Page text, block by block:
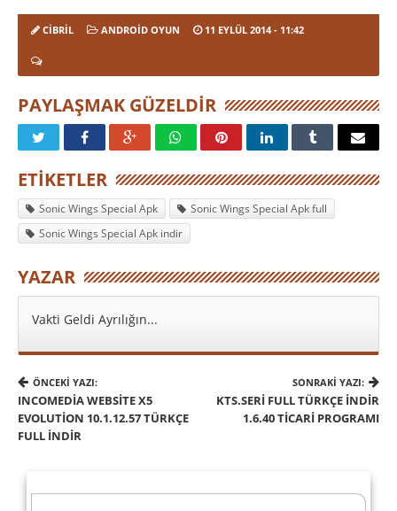
CIBRIL ANDROID OYUN 11 EYLÜL 2014- 11:42
PAYLAŞMAK GÜZELDIR
ETIKETLER
Sonic Wings Special Apk
Sonic Wings Special Apk full
Sonic Wings Special Apk indir
YAZAR
Vakti Geldi Ayrılığın...
ÖNCEKI YAZI:
INCOMEDIA WEBSITE X5
EVOLUTION 10.1.12.57 TÜRKÇE
FULL INDIR
SONRAKI YAZI:
KTS.SERİ FULL TÜRKÇE İNDIR
1.6.40 TICARI PROGRAMI